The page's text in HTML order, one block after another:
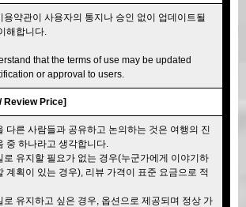
용약관이 사용자의 통지나 승인 없이 업데이트될
해합니다.
that the terms of use may be updated
or approval to users.
Review Price]
다른 사람들과 공유하고 논의하는 것은 여행의 진
중 하나라고 생각합니다.
로 유지할 필요가 없는 경우(누군가에게 이야기하
계획이 있는 경우), 리뷰 가격이 표준 요금으로 적
로 유지하고 싶은 경우, 옵션으로 제공되며 정상 가